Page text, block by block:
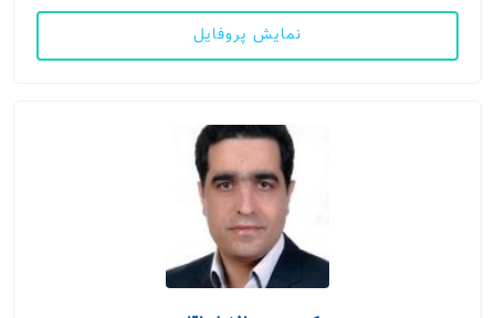
نمایش پروفایل